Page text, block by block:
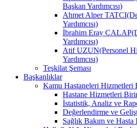
Başkan Yardımcısı)
Ahmet Alper
Yardımcısı)
İbrahim Eray
Yardımcısı)
Atif UZUN(Personel
Yardımcısı)
Teşkilat Şeması
Başkanlıklar
Kamu Hastaneleri Hizmetleri
Hastane Hizmetleri
İstatistik, Analiz ve
Değerlendirme ve
Sağlık Bakım ve